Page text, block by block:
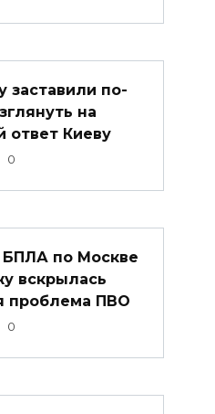
заставили по-
на
ответ Киеву
0
БПЛА по Москве
вскрылась
проблема ПВО
0